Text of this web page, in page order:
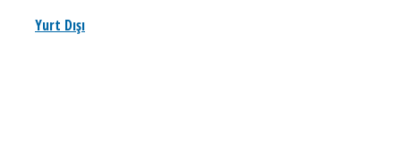
Yurt Dışı